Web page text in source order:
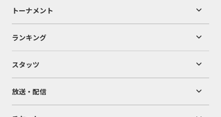
トーナメント
ランキング
スタッツ
放送・配信